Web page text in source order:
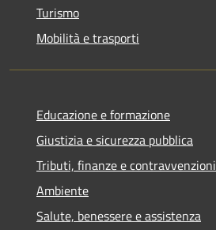
Turismo
Mobilità e trasporti
Educazione e formazione
Giustizia e sicurezza pubblica
Tributi, finanze e contravvenzioni
Ambiente
Salute, benessere e assistenza